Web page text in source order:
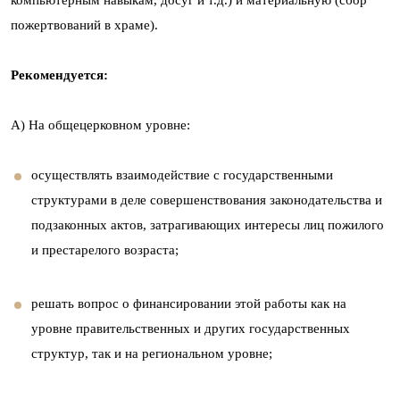
пожертвований в храме).
Рекомендуется:
А) На общецерковном уровне:
осуществлять взаимодействие с государственными
структурами в деле совершенствования законодательства и
подзаконных актов, затрагивающих интересы лиц пожилого
и престарелого возраста;
решать вопрос о финансировании этой работы как на
уровне правительственных и других государственных
структур, так и на региональном уровне;